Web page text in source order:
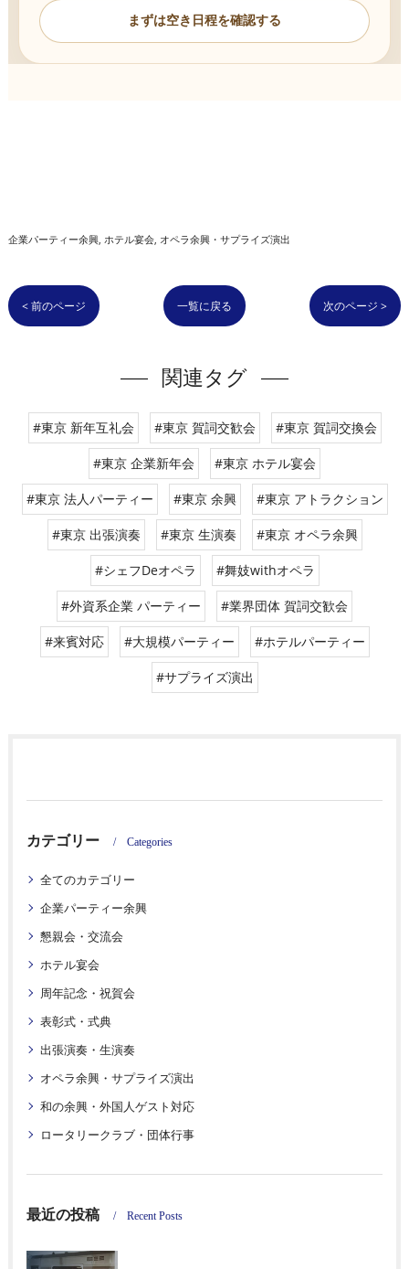
まずは空き日程を確認する
企業パーティー余興 ホテル宴会 オペラ余興・サプライズ演出
< 前のページ 一覧に戻る 次のページ >
関連タグ
#東京 新年互礼会 #東京 賀詞交歓会 #東京 賀詞交換会
#東京 企業新年会 #東京 ホテル宴会
#東京 法人パーティー #東京 余興 #東京 アトラクション
#東京 出張演奏 #東京 生演奏 #東京 オペラ余興
#シェフDeオペラ #舞妓withオペラ
#外資系企業 パーティー #業界団体 賀詞交歓会
#来賓対応 #大規模パーティー #ホテルパーティー
#サプライズ演出
カテゴリー Categories
全てのカテゴリー
企業パーティー余興
懇親会・交流会
ホテル宴会
周年記念・祝賀会
表彰式・式典
出張演奏・生演奏
オペラ余興・サプライズ演出
和の余興・外国人ゲスト対応
ロータリークラブ・団体行事
最近の投稿 Recent Posts